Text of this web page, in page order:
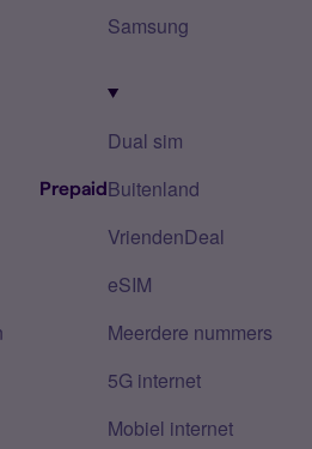
Prepaid
Samsung
Dual sim
Buitenland
VriendenDeal
eSIM
Meerdere nummers
5G internet
Mobiel internet